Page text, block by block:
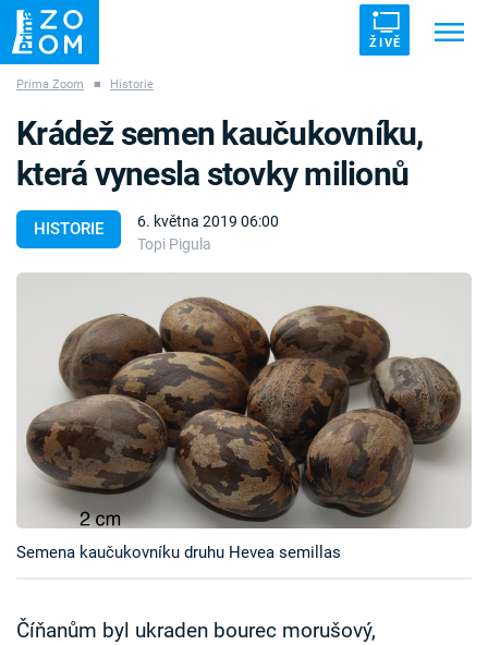
ŽIVĚ
ZÁHADY VETŘELCI DÁVNOVĚKU
Témata
Pořady
TV Program
Časopis
Sledujte prima+
Přihlášení
Prima Zoom ■ Historie
HISTORIE
6. května 2019 06:00
Topi Pigula
Krádež semen kaučukovníku,
která vynesla stovky milionů
Semena kaučukovníku druhu Hevea semillas
Číňanům byl ukraden bourec morušový,